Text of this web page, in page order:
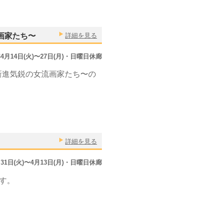
家たち〜 詳細を見る
月14日(火)〜27日(月)・日曜日休廊
気鋭の女流画家たち〜の
詳細を見る
日(火)〜4月13日(月)・日曜日休廊
。